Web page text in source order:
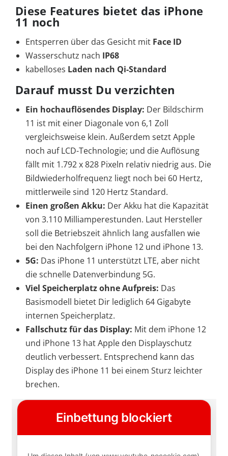
Diese Features bietet das iPhone
11 noch
Entsperren über das Gesicht mit Face ID
Wasserschutz nach IP68
kabelloses Laden nach Qi-Standard
Darauf musst Du verzichten
Ein hochauflösendes Display: Der Bildschirm
11 ist mit einer Diagonale von 6,1 Zoll
vergleichsweise klein. Außerdem setzt Apple
noch auf LCD-Technologie; und die Auflösung
fällt mit 1.792 x 828 Pixeln relativ niedrig aus. Die
Bildwiederholfrequenz liegt noch bei 60 Hertz,
mittlerweile sind 120 Hertz Standard.
Einen großen Akku: Der Akku hat die Kapazität
von 3.110 Milliamperestunden. Laut Hersteller
soll die Betriebszeit ähnlich lang ausfallen wie
bei den Nachfolgern iPhone 12 und iPhone 13.
5G: Das iPhone 11 unterstützt LTE, aber nicht
die schnelle Datenverbindung 5G.
Viel Speicherplatz ohne Aufpreis: Das
Basismodell bietet Dir lediglich 64 Gigabyte
internen Speicherplatz.
Fallschutz für das Display: Mit dem iPhone 12
und iPhone 13 hat Apple den Displayschutz
deutlich verbessert. Entsprechend kann das
Display des iPhone 11 bei einem Sturz leichter
brechen.